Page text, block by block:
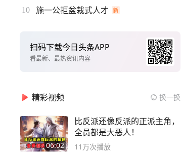
10 施一公拒盆栽式人才
扫码下载今日头条APP
看最新、最热资讯内容
精彩视频 换一换
06:02
比反派还像反派的正派主角，
全员都是大恶人！
11万次播放